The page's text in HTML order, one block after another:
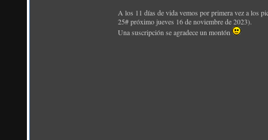
A los 11 días de vida vemos por primera vez a los
25# próximo jueves 16 de noviembre de 2023).
Una suscripción se agradece un montón